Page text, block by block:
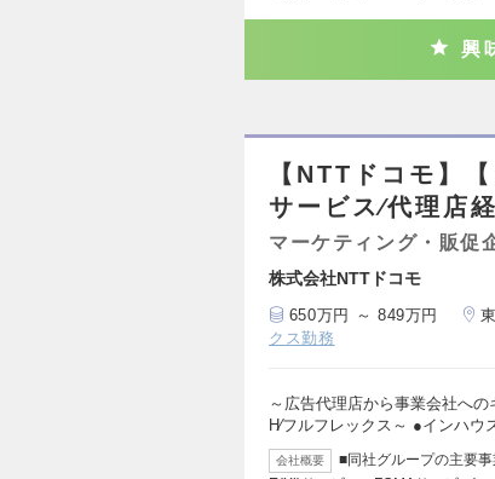
興
【NTTドコモ】
サービス∕代理店
マーケティング・販促
株式会社NTTドコモ
650万円 ～ 849万円
クス勤務
～広告代理店から事業会社への
H∕フルフレックス～ ●インハウ
会社概要
■同社グループの主要